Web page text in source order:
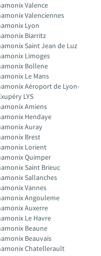
Valence
Valenciennes
Lyon
Biarritz
Saint Jean de Luz
Limoges
Bollene
Le Mans
Aéroport de Lyon-
LYS
Amiens
Hendaye
Auray
Brest
Lorient
Quimper
Saint Brieuc
Sallanches
Vannes
Angouleme
Auxerre
Le Havre
Beaune
Beauvais
Chatellerault